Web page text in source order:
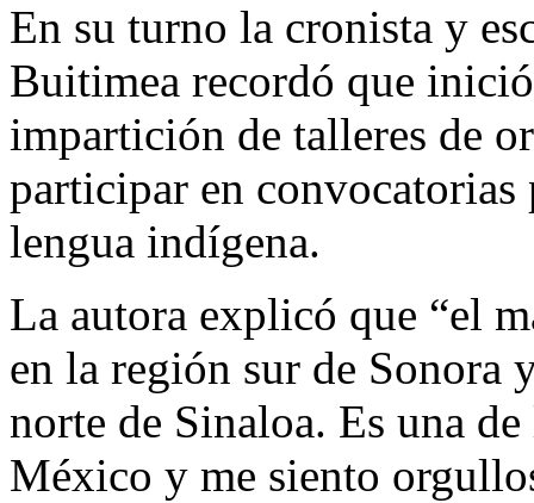
En su turno la cronista y
Buitimea recordó que
impartición de talleres de
participar en
lengua indígena.
La autora explicó que “el
en la región sur de Sonora
norte de Sinaloa. Es una
México y me siento